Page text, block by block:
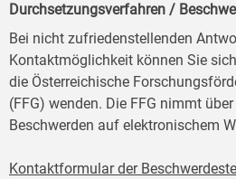
Durchsetzungsverfahren /
Bei nicht zufriedenstellenden
Kontaktmöglichkeit können Sie
die Österreichische
(FFG) wenden. Die FFG nimmt
Beschwerden auf elektronischem
Kontaktformular der